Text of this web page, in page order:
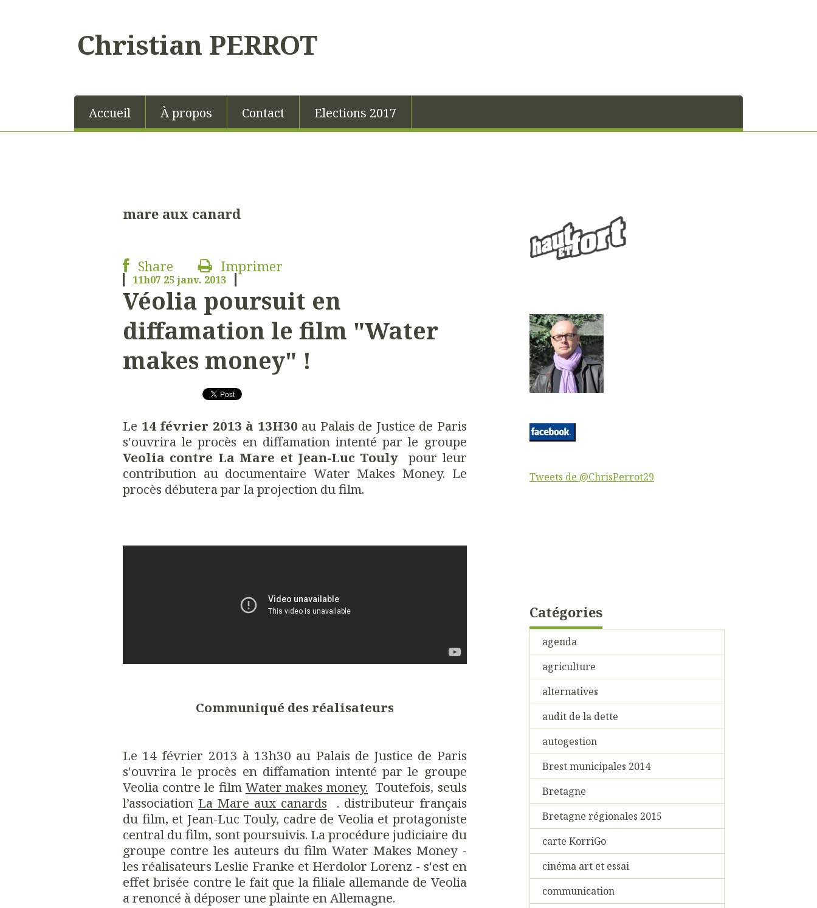
Christian PERROT
Accueil À propos Contact Elections 2017
mare aux canard
Share Imprimer
11h07 25janv. 2013
Véolia poursuit en
diffamation le film "Water
makes money" !
Le 14 février 2013 à 13H30 au Palais de Justice de Paris
s'ouvrira le procès en diffamation intenté par le groupe
Veolia contre La Mare et Jean-Luc Touly pour leur
contribution au documentaire Water Makes Money. Le
procès débutera par la projection du film.
Communiqué des réalisateurs
Le 14 février 2013 à 13h30 au Palais de Justice de Paris
s'ouvrira le procès en diffamation intenté par le groupe
Veolia contre le film Water makes money. Toutefois, seuls
l’association La Mare aux canards . distributeur français
du film, et Jean-Luc Touly, cadre de Veolia et protagoniste
central du film, sont poursuivis. La procédure judiciaire du
groupe contre les auteurs du film Water Makes Money -
les réalisateurs Leslie Franke et Herdolor Lorenz - s'est en
effet brisée contre le fait que la filiale allemande de Veolia
a renoncé à déposer une plainte en Allemagne.
Tweets de @ChrisPerrot29
Catégories
agenda
agriculture
alternatives
audit de la dette
autogestion
Brest municipales 2014
Bretagne
Bretagne régionales 2015
carte KorriGo
cinéma art et essai
communication